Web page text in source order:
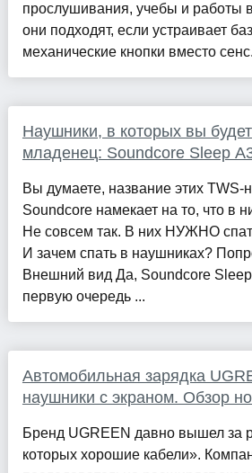
прослушивания, учебы и работы
они подходят, если устраивает
механические кнопки вместо
Наушники, в которых вы
младенец: Soundcore Sleep
Вы думаете, название этих TWS-
Soundcore намекает на то, что в
Не совсем так. В них НУЖНО
И зачем спать в наушниках?
Внешний вид Да, Soundcore
первую очередь ...
Автомобильная зарядка
наушники с экраном. Обзор
Бренд UGREEN давно вышел за
которых хорошие кабели».